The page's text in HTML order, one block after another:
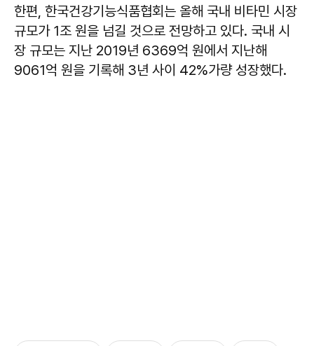
한편, 한국건강기능식품협회는 올해 국내 비타민 시장
규모가 1조 원을 넘길 것으로 전망하고 있다. 국내 시
장 규모는 지난 2019년 6369억 원에서 지난해
9061억 원을 기록해 3년 사이 42%가량 성장했다.